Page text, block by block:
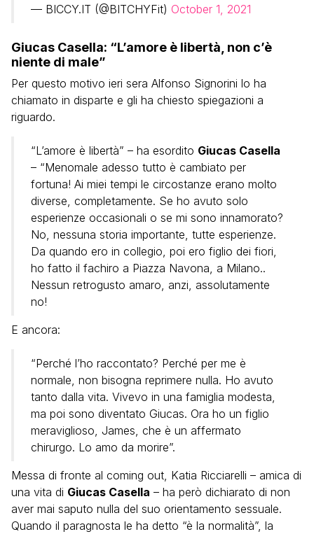
— BICCY.IT (@BITCHYFit) October 1, 2021
Giucas Casella: “L’amore è libertà, non c’è
niente di male”
Per questo motivo ieri sera Alfonso Signorini lo ha
chiamato in disparte e gli ha chiesto spiegazioni a
riguardo.
“L’amore è libertà” – ha esordito Giucas Casella
– “Menomale adesso tutto è cambiato per
fortuna! Ai miei tempi le circostanze erano molto
diverse, completamente. Se ho avuto solo
esperienze occasionali o se mi sono innamorato?
No, nessuna storia importante, tutte esperienze.
Da quando ero in collegio, poi ero figlio dei fiori,
ho fatto il fachiro a Piazza Navona, a Milano..
Nessun retrogusto amaro, anzi, assolutamente
no!
E ancora:
“Perché l’ho raccontato? Perché per me è
normale, non bisogna reprimere nulla. Ho avuto
tanto dalla vita. Vivevo in una famiglia modesta,
ma poi sono diventato Giucas. Ora ho un figlio
meraviglioso, James, che è un affermato
chirurgo. Lo amo da morire”.
Messa di fronte al coming out, Katia Ricciarelli – amica di
una vita di Giucas Casella – ha però dichiarato di non
aver mai saputo nulla del suo orientamento sessuale.
Quando il paragnosta le ha detto “è la normalità”, la